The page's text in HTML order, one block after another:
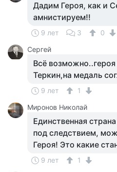
Дадим Героя, как и
амнистируем!!
9 лет 3
0
Сергей
Всё
Теркин,на медаль
9 лет
1
Миронов Николай
Единственная
под следствием,
Героя! Это какие
9 лет
1